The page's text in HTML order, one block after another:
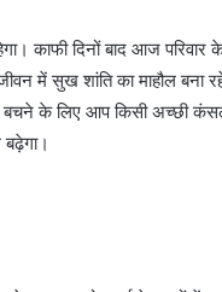
काफी दिनों बाद आज
में सुख शांति का माहौल बना
के लिए आप किसी अच्छी